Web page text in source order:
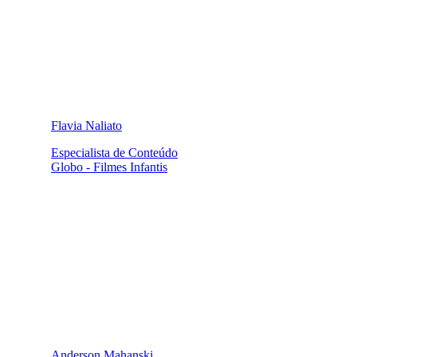
Flavia Naliato
Especialista de Conteúdo
Globo - Filmes Infantis